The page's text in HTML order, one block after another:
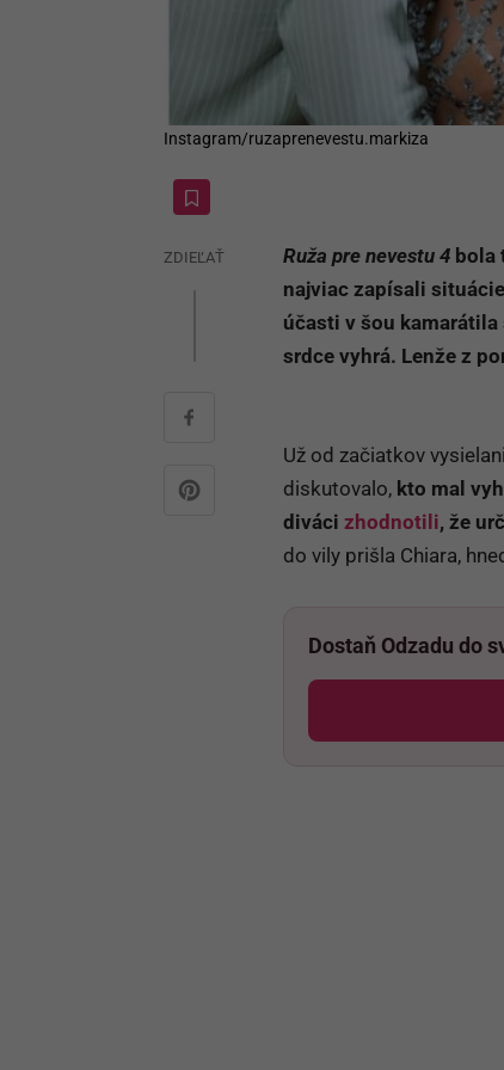
Instagram/ruzaprenevestu.markiza
ZDIEĽAŤ Ruža pre nevestu 4 bola
najviac zapísali
účasti v šou
srdce vyhrá. Lenže z
Už od začiatkov
diskutovalo, kto mal
diváci zhodnotili, že
do vily prišla Chiara,
Dostaň Odzadu do